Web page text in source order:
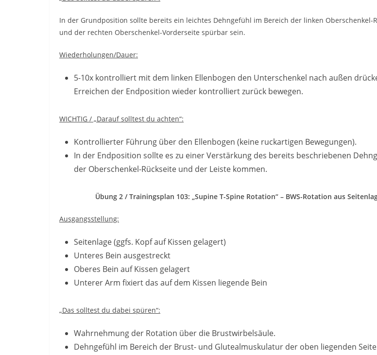
In der Grundposition sollte bereits ein leichtes Dehngefühl im Bereich der linken Oberschenkel-
und der rechten Oberschenkel-Vorderseite spürbar sein.
Wiederholungen/Dauer:
5-10x kontrolliert mit dem linken Ellenbogen den Unterschenkel nach außen
Erreichen der Endposition wieder kontrolliert zurück bewegen.
WICHTIG / „Darauf solltest du achten“:
Kontrollierter Führung über den Ellenbogen (keine ruckartigen Bewegungen).
In der Endposition sollte es zu einer Verstärkung des bereits beschriebenen
der Oberschenkel-Rückseite und der Leiste kommen.
Übung 2 / Trainingsplan 103: „Supine T-Spine Rotation“ – BWS-Rotation aus
Ausgangsstellung:
Seitenlage (ggfs. Kopf auf Kissen gelagert)
Unteres Bein ausgestreckt
Oberes Bein auf Kissen gelagert
Unterer Arm fixiert das auf dem Kissen liegende Bein
„Das solltest du dabei spüren“:
Wahrnehmung der Rotation über die Brustwirbelsäule.
Dehngefühl im Bereich der Brust- und Glutealmuskulatur der oben liegenden